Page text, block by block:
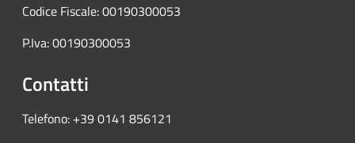
Codice Fiscale: 00190300053
P.Iva: 00190300053
Contatti
Telefono: +39 0141 856121